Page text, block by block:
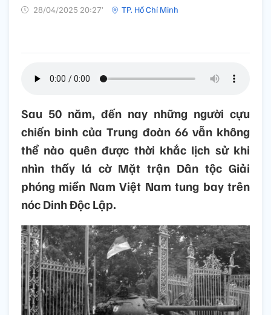
28/04/2025 20:27’ TP. Hồ Chí Minh
Sau 50 năm, đến nay những người cựu
chiến binh của Trung đoàn 66 vẫn không
thể nào quên được thời khắc lịch sử khi
nhìn thấy lá cờ Mặt trận Dân tộc Giải
phóng miền Nam Việt Nam tung bay trên
nóc Dinh Độc Lập.